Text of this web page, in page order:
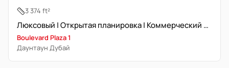
3 374 ft²
Люксовый | Открытая планировка | Коммерческий эксперт
Boulevard Plaza 1
Даунтаун Дубай